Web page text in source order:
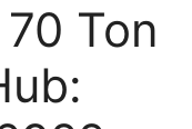
Ton